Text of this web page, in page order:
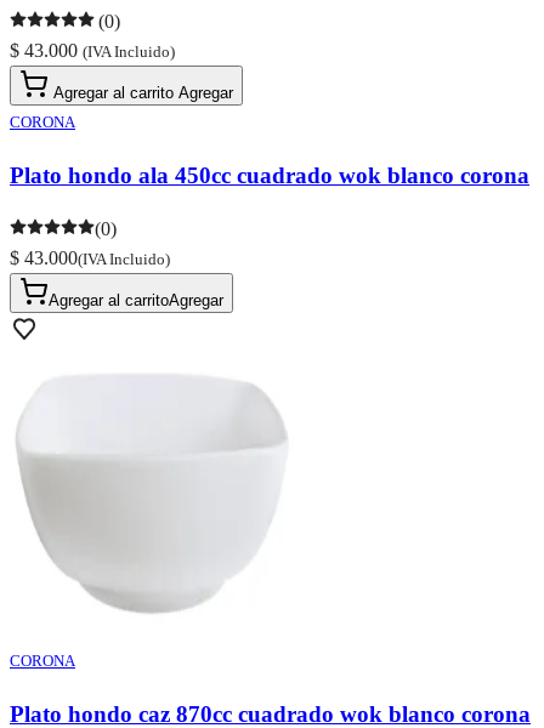
(0)
$ 43.000 (IVA Incluido)
Agregar al carrito Agregar
CORONA
Plato hondo ala 450cc cuadrado wok blanco corona
(0)
$ 43.000(IVA Incluido)
Agregar al carritoAgregar
CORONA
Plato hondo caz 870cc cuadrado wok blanco corona